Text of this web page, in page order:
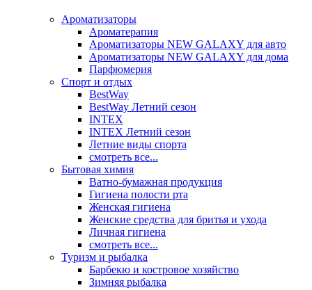
Ароматизаторы
Ароматерапия
Ароматизаторы NEW GALAXY для авто
Ароматизаторы NEW GALAXY для дома
Парфюмерия
Спорт и отдых
BestWay
BestWay Летний сезон
INTEX
INTEX Летний сезон
Летние виды спорта
смотреть все...
Бытовая химия
Ватно-бумажная продукция
Гигиена полости рта
Женская гигиена
Женские средства для бритья и ухода
Личная гигиена
смотреть все...
Туризм и рыбалка
Барбекю и костровое хозяйство
Зимняя рыбалка